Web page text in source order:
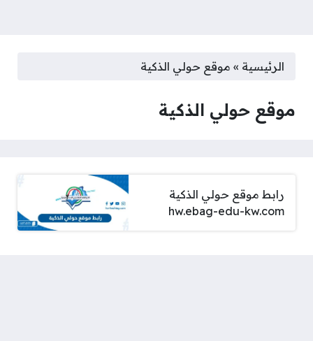
الرئيسية » موقع حولي الذكية
موقع حولي الذكية
رابط موقع حولي الذكية
hw.ebag-edu-kw.com